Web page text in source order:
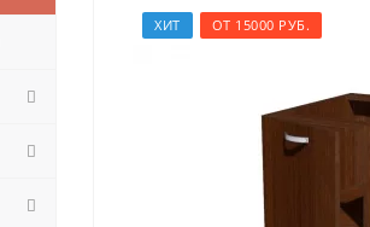
ХИТ ОТ 15000 РУБ.